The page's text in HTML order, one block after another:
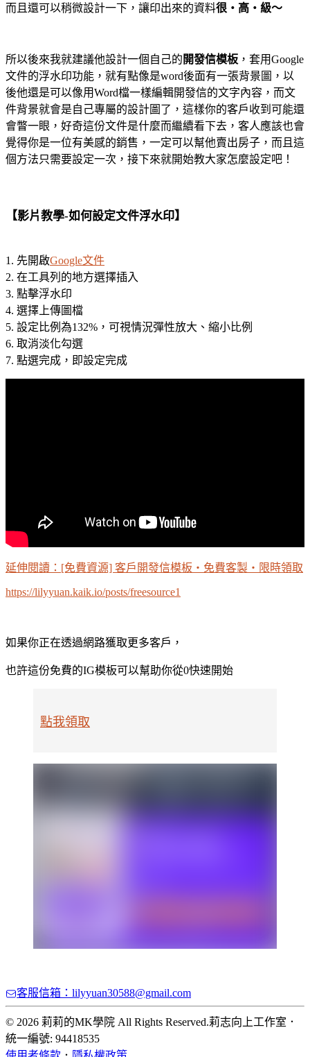
而且還可以稍微設計一下，讓印出來的資料很・高・級～
所以後來我就建議他設計一個自己的 開發信模板 ，套用Google
文件的浮水印功能，就有點像是word後面有一張背景圖，以
後他還是可以像用Word檔一樣編輯開發信的文字內容，而文
件背景就會是自己專屬的設計圖了，這樣你的客戶收到可能還
會瞥一眼，好奇這份文件是什麼而繼續看下去，客人應該也會
覺得你是一位有美感的銷售，一定可以幫他賣出房子，而且這
個方法只需要設定一次，接下來就開始教大家怎麼設定吧！
【影片教學-如何設定文件浮水印】
1. 先開啟Google文件
2. 在工具列的地方選擇插入
3. 點擊浮水印
4. 選擇上傳圖檔
5. 設定比例為132%，可視情況彈性放大、縮小比例
6. 取消淡化勾選
7. 點選完成，即設定完成
延伸閱讀：[免費資源] 客戶開發信模板・免費客製・限時領取
https://lilyyuan.kaik.io/posts/freesource1
如果你正在透過網路獲取更多客戶，
也許這份免費的IG模板可以幫助你從0快速開始
點我領取
客服信箱：lilyyuan30588@gmail.com
© 2026 莉莉的MK學院 All Rights Reserved.莉志向上工作室 ．
統一編號: 94418535